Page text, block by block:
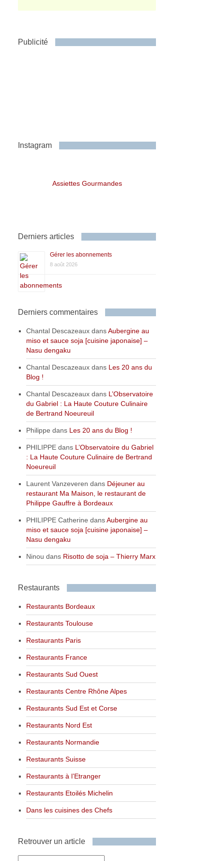
Publicité
Instagram
Assiettes Gourmandes
Derniers articles
Gérer les abonnements
8 août 2026
Derniers commentaires
Chantal Descazeaux dansAubergine au
miso et sauce soja [cuisine japonaise] –
Nasu dengaku
Chantal Descazeaux dans Les 20 ans du
Blog !
Chantal Descazeaux dans L’Observatoire
du Gabriel : La Haute Couture Culinaire
de Bertrand Noeureuil
Philippe dans Les 20 ans du Blog !
PHILIPPE dans L’Observatoire du Gabriel
: La Haute Couture Culinaire de Bertrand
Noeureuil
Laurent Vanzeveren dans Déjeuner au
restaurant Ma Maison, le restaurant de
Philippe Gauffre à Bordeaux
PHILIPPE Catherine dansAubergine au
miso et sauce soja [cuisine japonaise] –
Nasu dengaku
Ninou dans Risotto de soja – Thierry Marx
Restaurants
Restaurants Bordeaux
Restaurants Toulouse
Restaurants Paris
Restaurants France
Restaurants Sud Ouest
Restaurants Centre Rhône Alpes
Restaurants Sud Est et Corse
Restaurants Nord Est
Restaurants Normandie
Restaurants Suisse
Restaurants à l’Etranger
Restaurants Etoilés Michelin
Dans les cuisines des Chefs
Retrouver un article